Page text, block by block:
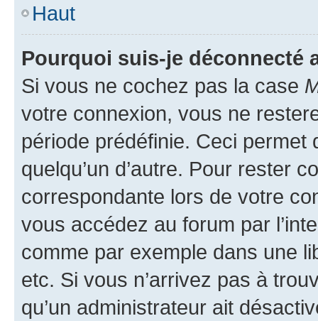
Haut
Pourquoi suis-je déconnecté
Si vous ne cochez pas la case
votre connexion, vous ne
période prédéfinie. Ceci permet
quelqu’un d’autre. Pour rester
correspondante lors de votre
vous accédez au forum par
comme par exemple dans une
etc. Si vous n’arrivez pas à
qu’un administrateur ait